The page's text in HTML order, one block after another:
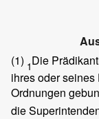
(1) 1Die
ihres oder
Ordnungen
die